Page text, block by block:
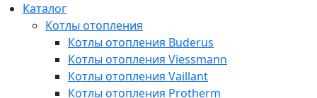
Каталог
Котлы отопления
Котлы отопления Buderus
Котлы отопления Viessmann
Котлы отопления Vaillant
Котлы отопления Protherm